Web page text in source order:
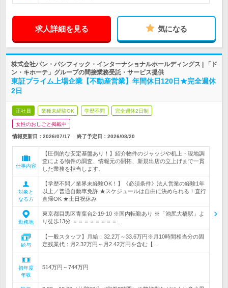
求人詳細を見る 気になる
株式会社パン・パシフィック・インターナショナルホールディングス | 「ド
ン・キホーテ」グループの間接業務受託・サービス提供
東証プライム上場企業【不動産営業】年間休日120日★完全週休
2日
正社員 業種未経験OK 学歴不問 完全週休2日制
女性のおしごと掲載中
情報更新日：2026/07/17 終了予定日： 2026/08/20
仕事内容
【圧倒的な安定基盤あり！】紹介物件のジャッジや机上・現地調
査による物件の調査、情報元の開拓、新規出店の立上げまで一貫
した業務を担当します。
対象と
なる方
【学歴不問／業界未経験OK！】《必須条件》法人営業の経験1年
以上／普通自動車免許 ★スケジュールは自由に決められる！直行
直帰OK ★土日祝休み
勤務地
東京都目黒区青葉台2-19-10 ※国内転勤あり ※「池尻大橋駅」よ
り徒歩13分 ＝＝＝＝＝＝＝＝…
給与
【一般スタッフ】月給：32.2万～33.6万円※月10時間相当分の固
定残業代：月2.32万円～月2.42万円を含む【…
初年度
年収
514万円～744万円